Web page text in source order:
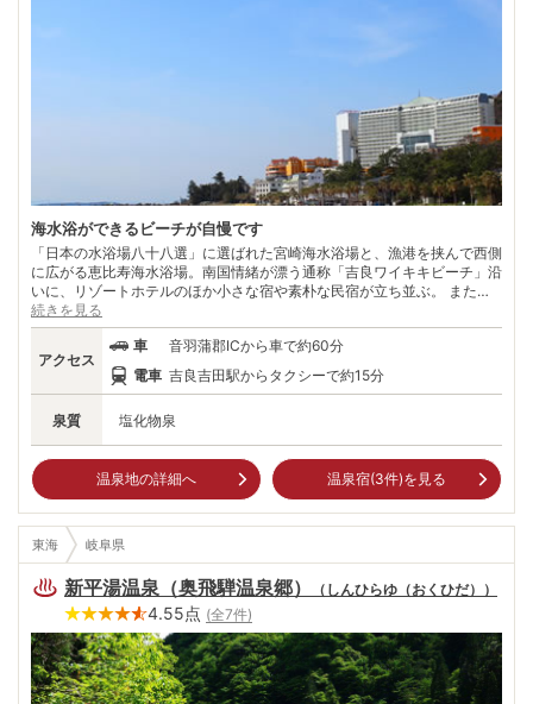
海水浴ができるビーチが自慢です
「日本の水浴場八十八選」に選ばれた宮崎海水浴場と、漁港を挟んで西側
に広がる恵比寿海水浴場。南国情緒が漂う通称「吉良ワイキキビーチ」沿
いに、リゾートホテルのほか小さな宿や素朴な民宿が立ち並ぶ。 また吉
良町は「忠臣蔵」で有名な吉良上野介ゆかりの地。悪役として描かれるこ
との多い上野介だが、吉良町では領民から厚い信頼を得ていた名君だった
とか。塩田開発や治水などの善政を施し、一晩で築いたという約180mの
「黄金堤」は今も健在。 非業に倒れた殿様を慕うように、春には桜が咲
き乱れる。菩提寺「華厳寺」など、数多く残る上野介にまつわる史跡。
続きを見る
泉質 塩化物泉
アクセス
車
音羽蒲郡ICから車で約60分
電車 吉良吉田駅からタクシーで約15分
温泉地の詳細へ 温泉宿(3件)を見る
東海 岐阜県
新平湯温泉（奥飛騨温泉郷） （ しんひらゆ（おくひだ） ）
4.55点 (全7件)